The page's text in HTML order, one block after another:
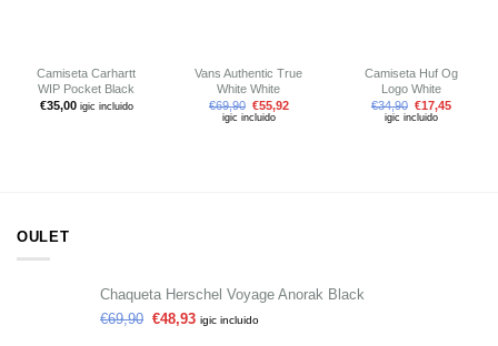
Camiseta Carhartt
WIP Pocket Black
€35,00 igic incluido
Vans Authentic True
White White
€69,90 €55,92
igic incluido
Camiseta Huf Og
Logo White
€34,90 €17,45
igic incluido
OULET
Chaqueta Herschel Voyage Anorak Black
€69,90 €48,93 igic incluido